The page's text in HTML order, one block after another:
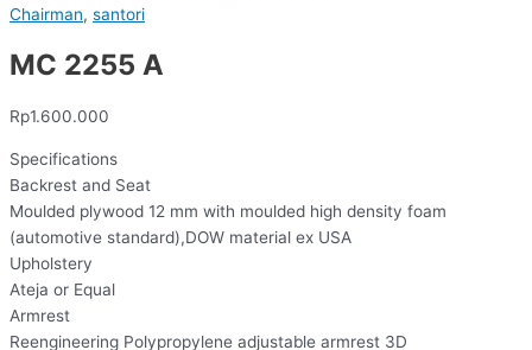
Chairman, santori
MC 2255 A
Rp1.600.000
Specifications
Backrest and Seat
Moulded plywood 12 mm with moulded high density foam
(automotive standard),DOW material ex USA
Upholstery
Ateja or Equal
Armrest
Reengineering Polypropylene adjustable armrest 3D